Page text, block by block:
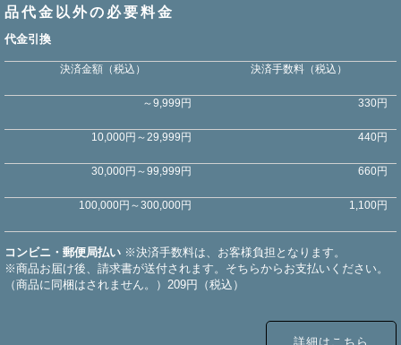
品代金以外の必要料金
代金引換
決済金額（税込） 決済手数料（税込）
～9,999円 330円
10,000円～29,999円 440円
30,000円～99,999円 660円
100,000円～300,000円 1,100円
コンビニ・郵便局払い ※決済手数料は、お客様負担となります。
※商品お届け後、請求書が送付されます。そちらからお支払いください。
（商品に同梱はされません。）209円（税込）
詳細はこちら